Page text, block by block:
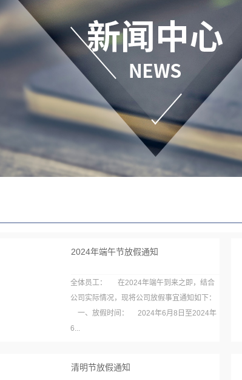
2024年端午节放假通知
全体员工： 在2024年端午到来之即，结合
公司实际情况，现将公司放假事宜通知如下：
一、放假时间： 2024年6月8日至2024年
6...
清明节放假通知